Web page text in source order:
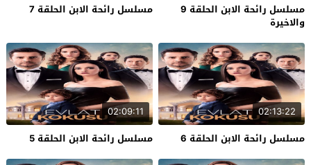
مسلسل رائحة الابن الحلقة 9
والاخيرة
مسلسل رائحة الابن الحلقة 7
02:13:22
مسلسل رائحة الابن الحلقة 6
02:09:11
مسلسل رائحة الابن الحلقة 5